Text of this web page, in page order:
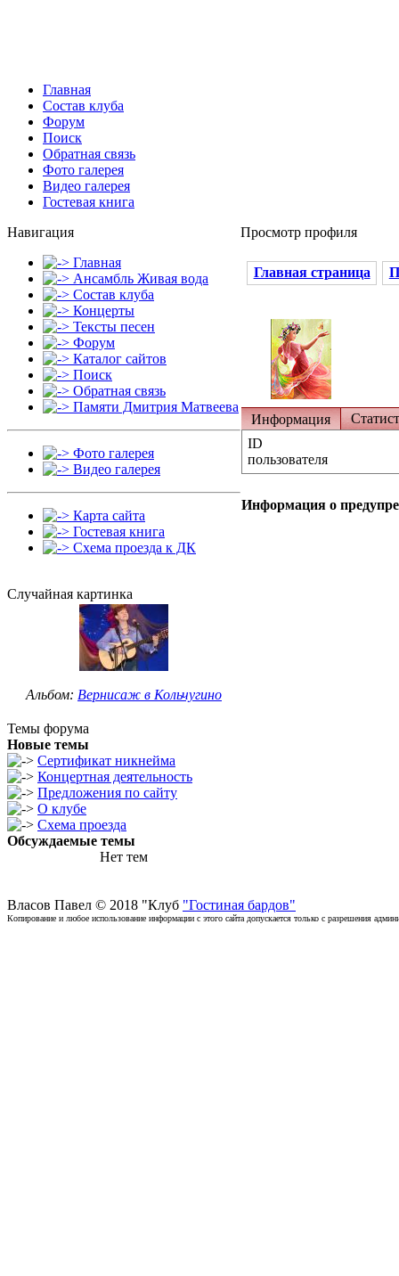
Главная
Состав клуба
Форум
Поиск
Обратная связь
Фото галерея
Видео галерея
Гостевая книга
Навигация
Главная
Ансамбль Живая вода
Состав клуба
Концерты
Тексты песен
Форум
Каталог сайтов
Поиск
Обратная связь
Памяти Дмитрия Матвеева
Фото галерея
Видео галерея
Карта сайта
Гостевая книга
Схема проезда к ДК
Случайная картинка
Альбом: Вернисаж в Кольчугино
Темы форума
Новые темы
Сертификат никнейма
Концертная деятельность
Предложения по сайту
О клубе
Схема проезда
Обсуждаемые темы
Нет тем
Просмотр профиля
Главная страница
Информация
ID
пользователя
Информация о
Власов Павел © 2018 "Клуб "Гостиная бардов"
Копирование и любое использование информации с этого сайта допускается только с разрешения